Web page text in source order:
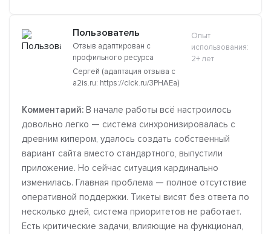
Пользователь
Отзыв адаптирован с
профильного ресурса
Сергей (адаптация отзыва с
a2is.ru: https://clck.ru/3PHAEa)
Опыт
использования:
2+ лет
Комментарий: В начале работы всё настроилось
довольно легко — система синхронизировалась с
древним кипером, удалось создать собственный
вариант сайта вместо стандартного, выпустили
приложение. Но сейчас ситуация кардинально
изменилась. Главная проблема — полное отсутствие
оперативной поддержки. Тикеты висят без ответа по
несколько дней, система приоритетов не работает.
Есть критические задачи, влияющие на функционал,